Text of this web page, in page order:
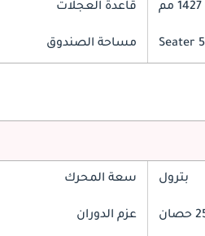
1427 مم قاعدة العجلات
5 Seater مساحة الصندوق
بترول سعة المحرك
عزم الدوران